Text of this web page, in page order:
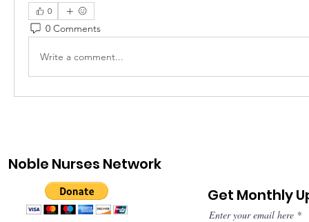
0
0 Comments
Write a comment...
Noble Nurses Network
Get Monthly
Enter your email here